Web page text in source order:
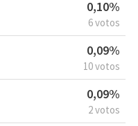
0,10%
6 votos
0,09%
10 votos
0,09%
2 votos